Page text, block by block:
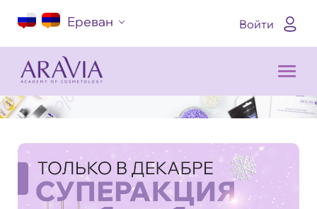
Ереван Войти